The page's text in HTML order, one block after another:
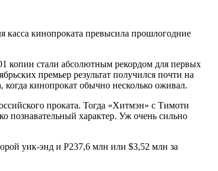
касса кинопроката превысила прошлогодние
копии стали абсолютным рекордом для первых
премьер результат получился почти на
кинопрокат обычно несколько оживал.
проката. Тогда «Хитмэн» с Тимоти
познавательный характер. Уж очень сильно
уик-энд и Р237,6 млн или $3,52 млн за